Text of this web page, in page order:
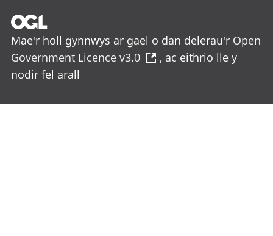
Mae'r holl gynnwys ar gael o dan delerau'r Open
Government Licence v3.0
, ac eithrio lle y
nodir fel arall